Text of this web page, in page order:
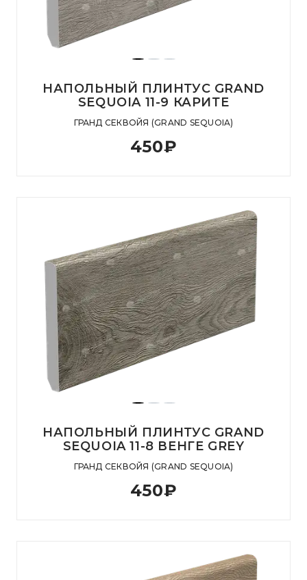
НАПОЛЬНЫЙ ПЛИНТУС GRAND
SEQUOIA 11-9 КАРИТЕ
ГРАНД СЕКВОЙЯ (GRAND SEQUOIA)
450₽
НАПОЛЬНЫЙ ПЛИНТУС GRAND
SEQUOIA 11-8 ВЕНГЕ GREY
ГРАНД СЕКВОЙЯ (GRAND SEQUOIA)
450₽